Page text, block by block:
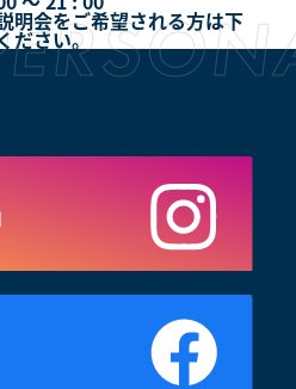
明会をご希望される方は下
ださい。